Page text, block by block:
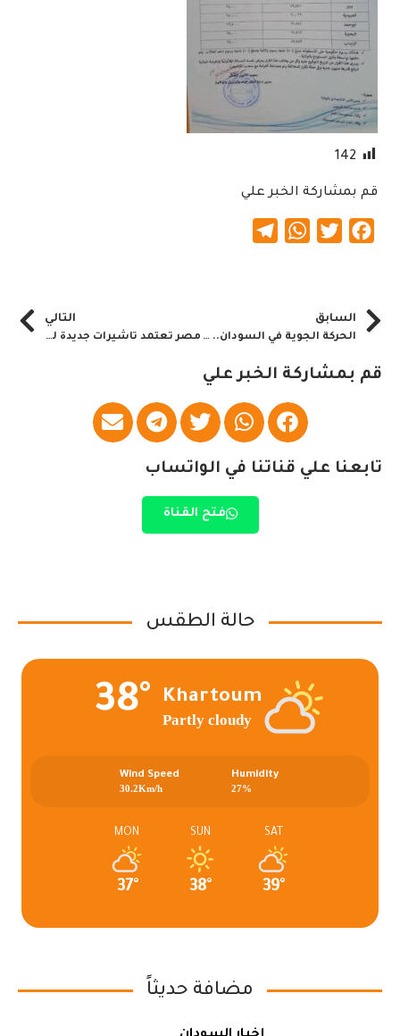
142
قم بمشاركة الخبر علي
Facebook
Twitter
WhatsApp
السابق
الحركة الجوية في السودان.. خبر
التالي
مصر تعتمد تاشيرات جديدة للطلاب السودانيين
قم بمشاركة الخبر علي
تابعنا علي قناتنا في الواتساب
فتح القناة
حالة الطقس
Khartoum
Partly cloudy
38°
Humidity
27%
Wind Speed
30.2Km/h
SAT
39°
SUN
38°
MON
37°
مضافة حديثاً